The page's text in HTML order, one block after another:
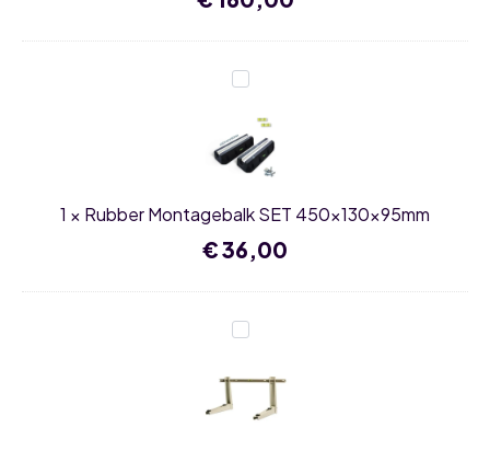
Rubber
Montagebalk
SET
450x130x95mm
1 × Rubber Montagebalk SET 450x130x95mm
€36,00
Airco
muurbeugel
buitenunit
500mm